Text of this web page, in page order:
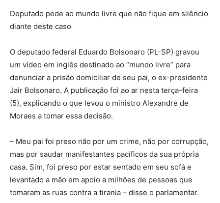
Deputado pede ao mundo livre que não fique em silêncio
diante deste caso
O deputado federal Eduardo Bolsonaro (PL-SP) gravou
um vídeo em inglês destinado ao “mundo livre” para
denunciar a prisão domiciliar de seu pai, o ex-presidente
Jair Bolsonaro. A publicação foi ao ar nesta terça-feira
(5), explicando o que levou o ministro Alexandre de
Moraes a tomar essa decisão.
– Meu pai foi preso não por um crime, não por corrupção,
mas por saudar manifestantes pacíficos da sua própria
casa. Sim, foi preso por estar sentado em seu sofá e
levantado a mão em apoio a milhões de pessoas que
tomaram as ruas contra a tirania – disse o parlamentar.